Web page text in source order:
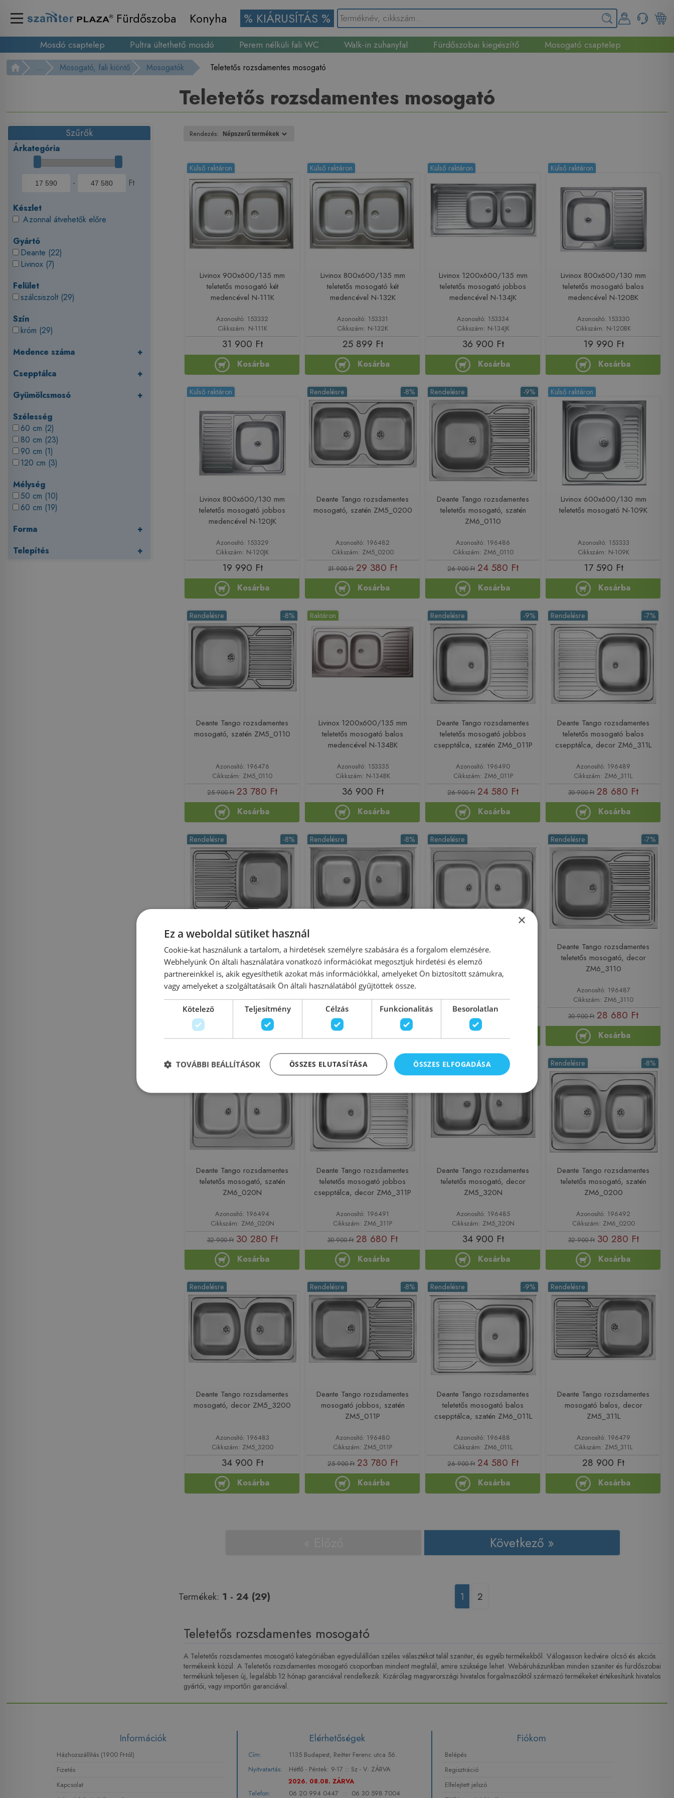
Fürdőszoba Konyha % KIÁRUSÍTÁS %
Mosdó csaptelep Pultra ültethető mosdó Perem nélküli fali WC Walk-in zuhanyfal Fürdőszobai kiegészítő
Mosogató csaptelep
Gránit mosogató
... Mosogató, fali kiöntő Mosogatók Teletetős rozsdamentes mosogató
Teletetős rozsdamentes mosogató
Szűrők
Árkategória
- Ft
Készlet
Azonnal átvehetők előre
Gyártó
Deante (22)
Livinox (7)
Felület
szálcsiszolt (29)
Szín
króm (29)
Medence száma
+
Csepptálca
+
Gyümölcsmosó
+
Szélesség
60 cm (2)
80 cm (23)
90 cm (1)
120 cm (3)
Mélység
50 cm (10)
60 cm (19)
Forma
+
Telepítés
+
Rendezés:
Külső raktáron
Livinox 900x600/135 mm
teletetős mosogató két
medencével N-111K
Azonosító: 153332
Cikkszám: N-111K
31 900 Ft
Kosárba
Külső raktáron
Livinox 800x600/135 mm
teletetős mosogató két
medencével N-132K
Azonosító: 153331
Cikkszám: N-132K
25 899 Ft
Kosárba
Külső raktáron
Livinox 1200x600/135 mm
teletetős mosogató jobbos
medencével N-134JK
Azonosító: 153334
Cikkszám: N-134JK
36 900 Ft
Kosárba
Külső raktáron
Livinox 800x600/130 mm
teletetős mosogató balos
medencével N-120BK
Azonosító: 153330
Cikkszám: N-120BK
19 990 Ft
Kosárba
Külső raktáron
Livinox 800x600/130 mm
teletetős mosogató jobbos
medencével N-120JK
Azonosító: 153329
Cikkszám: N-120JK
19 990 Ft
Kosárba
-8%
Rendelésre
Deante Tango rozsdamentes
mosogató, szatén ZM5_0200
Azonosító: 196482
Cikkszám: ZM5_0200
31 900 Ft 29 380 Ft
Kosárba
-9%
Rendelésre
Deante Tango rozsdamentes
teletetős mosogató, szatén
ZM6_0110
Azonosító: 196486
Cikkszám: ZM6_0110
26 900 Ft 24 580 Ft
Kosárba
Külső raktáron
Livinox 600x600/130 mm
teletetős mosogató N-109K
Azonosító: 153333
Cikkszám: N-109K
17 590 Ft
Kosárba
-8%
Rendelésre
Deante Tango rozsdamentes
mosogató, szatén ZM5_0110
Azonosító: 196476
Cikkszám: ZM5_0110
25 900 Ft 23 780 Ft
Kosárba
Raktáron
Livinox 1200x600/135 mm
teletetős mosogató balos
medencével N-134BK
Azonosító: 153335
Cikkszám: N-134BK
36 900 Ft
Kosárba
-9%
Rendelésre
Deante Tango rozsdamentes
teletetős mosogató jobbos
csepptálca, szatén ZM6_011P
Azonosító: 196490
Cikkszám: ZM6_011P
26 900 Ft 24 580 Ft
Kosárba
-7%
Rendelésre
Deante Tango rozsdamentes
teletetős mosogató balos
csepptálca, decor ZM6_311L
Azonosító: 196489
Cikkszám: ZM6_311L
30 900 Ft 28 680 Ft
Kosárba
-8%
Rendelésre
Deante Tango rozsdamentes
mosogató balos, szatén
ZM5_011L
Azonosító: 196478
Cikkszám: ZM5_011L
23 780 Ft
-8%
Rendelésre
Deante Tango rozsdamentes
teletetős mosogató, szatén
ZM5_020N
Azonosító: 196484
Cikkszám: ZM5_020N
31 900 Ft 29 480 Ft
Rendelésre
Deante Tango rozsdamentes
teletetős mosogató, decor
ZM6_320N
Cikkszám: ZM6_320N
35 900 Ft
-7%
Rendelésre
Deante Tango rozsdamentes
teletetős mosogató, decor
ZM6_3110
Azonosító: 196487
Cikkszám: ZM6_3110
30 900 Ft 28 680 Ft
Kosárba
-8%
Rendelésre
Deante Tango rozsdamentes
teletetős mosogató, szatén
ZM6_020N
Azonosító: 196494
Cikkszám: ZM6_020N
32 900 Ft 30 280 Ft
Kosárba
-7%
Rendelésre
Deante Tango rozsdamentes
teletetős mosogató jobbos
csepptálca, decor ZM6_311P
Azonosító: 196491
Cikkszám: ZM6_311P
30 900 Ft 28 680 Ft
Kosárba
Rendelésre
Deante Tango rozsdamentes
teletetős mosogató, decor
ZM5_320N
Azonosító: 196485
Cikkszám: ZM5_320N
34 900 Ft
Kosárba
-8%
Rendelésre
Deante Tango rozsdamentes
teletetős mosogató, szatén
ZM6_0200
Azonosító: 196492
Cikkszám: ZM6_0200
32 900 Ft 30 280 Ft
Kosárba
Rendelésre
Deante Tango rozsdamentes
mosogató, decor ZM5_3200
Azonosító: 196483
Cikkszám: ZM5_3200
34 900 Ft
Kosárba
-8%
Rendelésre
Deante Tango rozsdamentes
mosogató jobbos, szatén
ZM5_011P
Azonosító: 196480
Cikkszám: ZM5_011P
25 900 Ft 23 780 Ft
Kosárba
-9%
Rendelésre
Deante Tango rozsdamentes
teletetős mosogató balos
csepptálca, szatén ZM6_011L
Azonosító: 196488
Cikkszám: ZM6_011L
26 900 Ft 24 580 Ft
Kosárba
Rendelésre
Deante Tango rozsdamentes
mosogató balos, decor
ZM5_311L
Azonosító: 196479
Cikkszám: ZM5_311L
28 900 Ft
Kosárba
Következő »
Termékek: 1 - 24 (29) 1 2
Teletetős rozsdamentes mosogató
A Teletetős rozsdamentes mosogató kategóriában egyedülállóan széles választékot talál szaniter, és egyéb termékekből. Válogasson kedvére olcsó és akciós
termékeink közül. A Teletetős rozsdamentes mosogató csoportban mindent megtalál, amire szüksége lehet. Webáruházunkban minden szaniter és fürdőszobai
termékünk teljesen új, legalább 12 hónap garanciával rendelkezik. Kizárólag magyarországi hivatalos forgalmazóktól származó termékeket értékesítünk hivatalos
gyártói, vagy importőri garanciával.
Információk
Házhozszállítás (1900 Ft-tól)
Fizetés
Kapcsolat
Elérhetőségek
Cím:
1135 Budapest, Reitter Ferenc utca 56.
Nyitvatartás:
Hétfő - Péntek: 9-17 :: Sz - V: ZÁRVA
2026. 08.08. ZÁRVA
Telefon:
06 20 994 0447 :: 06 30 598 7004
Fiókom
Belépés
Regisztráció
Elfelejtett jelszó
×
Ez a weboldal sütiket használ
Cookie-kat használunk a tartalom, a hirdetések személyre szabására és a forgalom elemzésére.
Webhelyünk Ön általi használatára vonatkozó információkat megosztjuk hirdetési és elemző
partnereinkkel is, akik egyesíthetik azokat más információkkal, amelyeket Ön biztosított számukra,
vagy amelyeket a szolgáltatásaik Ön általi használatából gyűjtöttek össze.
Kötelező Teljesítmény Célzás Funkcionalitás Besorolatlan
ÖSSZES ELFOGADÁSA
ÖSSZES ELUTASÍTÁSA
TOVÁBBI BEÁLLÍTÁSOK